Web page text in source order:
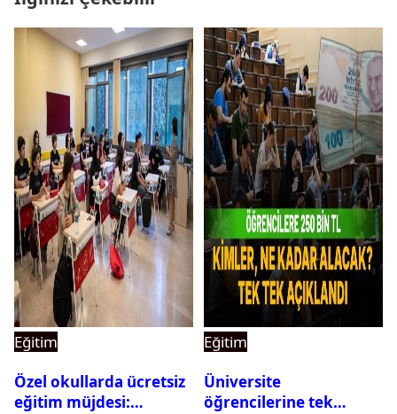
Eğitim
Özel okullarda ücretsiz
eğitim müjdesi:
Eğitim
Üniversite
öğrencilerine tek